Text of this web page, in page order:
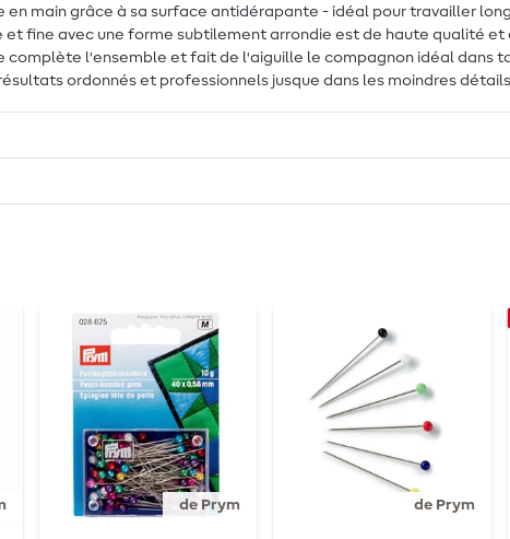
main grâce à sa surface antidérapante - idéal pour travailler
et fine avec une forme subtilement arrondie est de haute qualité
l'ensemble et fait de l'aiguille le compagnon idéal dans
ordonnés et professionnels jusque dans les moindres
de Prym de Prym